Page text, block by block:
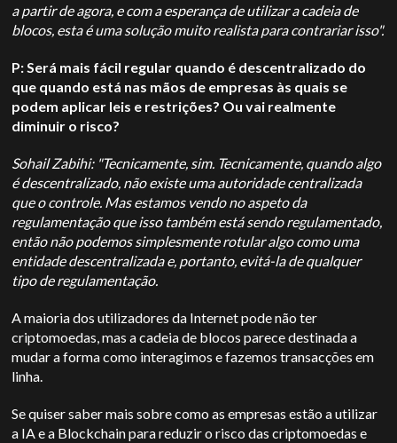
a partir de agora, e com a esperança de utilizar a cadeia de
blocos, esta é uma solução muito realista para contrariar isso".
P: Será mais fácil regular quando é descentralizado do
que quando está nas mãos de empresas às quais se
podem aplicar leis e restrições? Ou vai realmente
diminuir o risco?
Sohail Zabihi: "Tecnicamente, sim. Tecnicamente, quando algo
é descentralizado, não existe uma autoridade centralizada
que o controle. Mas estamos vendo no aspeto da
regulamentação que isso também está sendo regulamentado,
então não podemos simplesmente rotular algo como uma
entidade descentralizada e, portanto, evitá-la de qualquer
tipo de regulamentação.
A maioria dos utilizadores da Internet pode não ter
criptomoedas, mas a cadeia de blocos parece destinada a
mudar a forma como interagimos e fazemos transacções em
linha.
Se quiser saber mais sobre como as empresas estão a utilizar
a IA e a Blockchain para reduzir o risco das criptomoedas e